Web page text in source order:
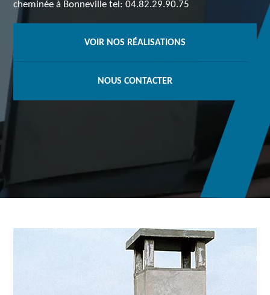
cheminée à Bonneville tel: 04.82.29.90.75
VOIR NOS RÉALISATIONS
NOUS CONTACTER